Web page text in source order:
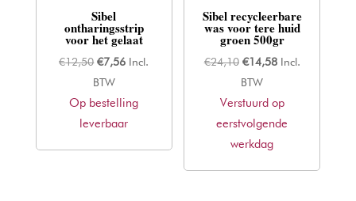
Sibel
ontharingsstrip
voor het gelaat
€12,50 Oorspronkelijke
prijs
was:
€12,50.
€7,56Huidige
is:
€7,56.
Incl.
BTW
Op bestelling
leverbaar
Sibel recycleerbare
was voor tere huid
groen 500gr
€24,10 Oorspronkelijke
prijs
was:
€24,10.
€14,58Huidige
is:
€14,58.
Incl.
BTW
Verstuurd op
eerstvolgende
werkdag